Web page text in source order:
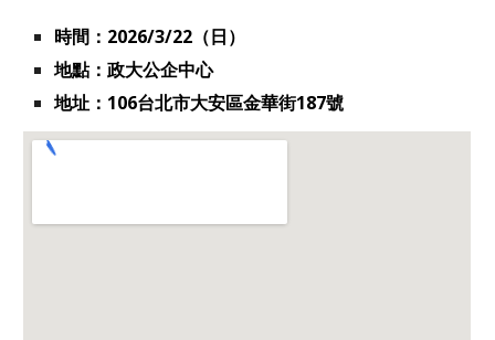
時間：2026/3/22（日）
地點：政大公企中心
地址：106台北市大安區金華街187號